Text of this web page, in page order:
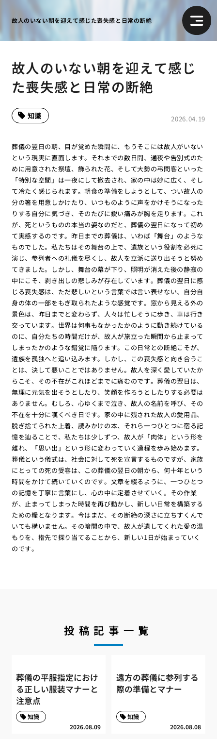
故人のいない朝を迎えて感じた喪失感と日常の断絶
故人のいない朝を迎えて感じ
た喪失感と日常の断絶
2026.04.19
知識
葬儀の翌日の朝、目が覚めた瞬間に、もうそこには故人がいない
という現実に直面します。それまでの数日間、通夜や告別式のた
めに用意された祭壇、飾られた花、そして大勢の弔問客といった
「特別な空間」は一夜にして撤去され、家の中は妙に広く、そし
て冷たく感じられます。朝食の準備をしようとして、つい故人の
分の箸を用意しかけたり、いつものように声をかけそうになった
りする自分に気づき、そのたびに鋭い痛みが胸を走ります。これ
が、死というものの本当の姿なのだと、葬儀の翌日になって初め
て実感するのです。昨日までの葬儀は、いわば「舞台」のような
ものでした。私たちはその舞台の上で、遺族という役割を必死に
演じ、参列者への礼儀を尽くし、故人を立派に送り出そうと努め
てきました。しかし、舞台の幕が下り、照明が消えた後の静寂の
中にこそ、剥き出しの悲しみが存在しています。葬儀の翌日に感
じる喪失感は、ただ悲しいという言葉では言い表せない、自分自
身の体の一部をもぎ取られたような感覚です。窓から見える外の
景色は、昨日までと変わらず、人々は忙しそうに歩き、車は行き
交っています。世界は何事もなかったかのように動き続けている
のに、自分たちの時間だけが、故人が旅立った瞬間から止まって
しまったかのような錯覚に陥ります。この日常との断絶こそが、
遺族を孤独へと追い込みます。しかし、この喪失感と向き合うこ
とは、決して悪いことではありません。故人を深く愛していたか
らこそ、その不在がこれほどまでに痛むのです。葬儀の翌日は、
無理に元気を出そうとしたり、笑顔を作ろうとしたりする必要は
ありません。むしろ、心ゆくまで泣き、故人の名前を呼び、その
不在を十分に嘆くべき日です。家の中に残された故人の愛用品、
脱ぎ捨てられた上着、読みかけの本、それら一つひとつに宿る記
憶を辿ることで、私たちは少しずつ、故人が「肉体」という形を
離れ、「思い出」という形に変わっていく過程を歩み始めます。
葬儀という儀式は、社会に対して死を宣言するものですが、家族
にとっての死の受容は、この葬儀の翌日の朝から、何十年という
時間をかけて続いていくのです。文章を綴るように、一つひとつ
の記憶を丁寧に言葉にし、心の中に定着させていく。その作業
が、止まってしまった時間を再び動かし、新しい日常を構築する
ための糧となります。今はまだ、その断絶の深さに立ちすくんで
いても構いません。その暗闇の中で、故人が遺してくれた愛の温
もりを、指先で探り当てることから、新しい1日が始まっていく
のです。
投稿記事一覧
葬儀の平服指定におけ
る正しい服装マナーと
注意点
2026.08.09
知識
遠方の葬儀に参列する
際の準備とマナー
2026.08.08
知識